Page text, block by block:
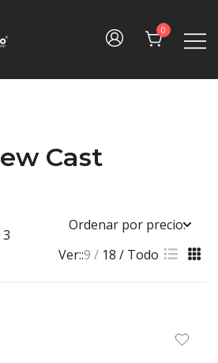
0
Cast
Ver::9 18 Todo